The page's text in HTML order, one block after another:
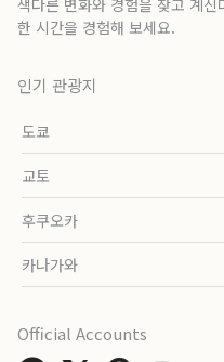
한 시간을 경험해 보세요.
인기 관광지
도쿄
교토
후쿠오카
카나가와
Official Accounts